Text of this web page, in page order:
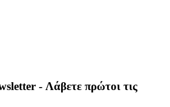
- Λάβετε πρώτοι τις